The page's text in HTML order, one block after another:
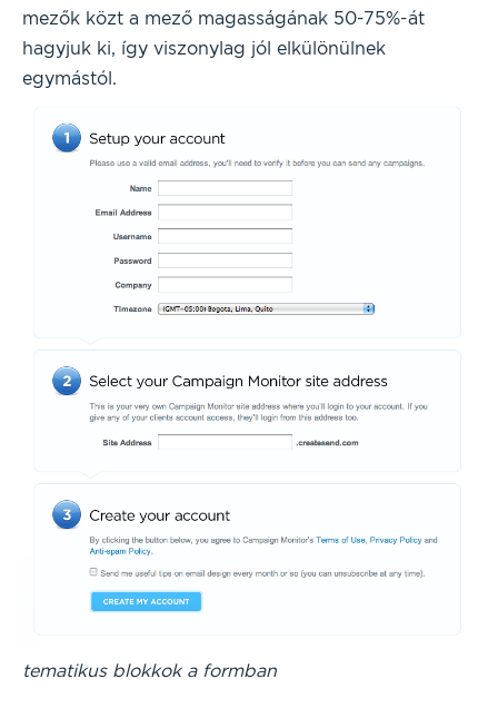
mezők közt a mező magasságának 50-75%-át
hagyjuk ki, így viszonylag jól elkülönülnek
egymástól.
tematikus blokkok a formban